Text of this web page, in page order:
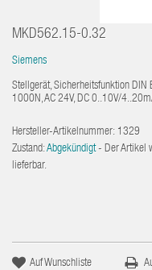
MKD562.15-0.32
Siemens
Stellgerät, Sicherheitsfunktion
1000N, AC 24V, DC 0..10V/
Hersteller-Artikelnummer: 1329
Zustand:Abgekündigt- Der Artikel
lieferbar.
Auf Wunschliste